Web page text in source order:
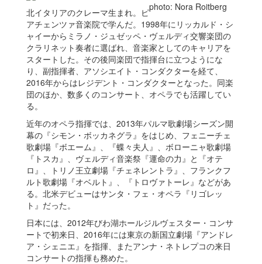
photo: Nora Roitberg
北イタリアのクレーマ生まれ。ピ
アチェンツァ音楽院で学んだ。1998年にリッカルド・シ
ャイーからミラノ・ジュゼッペ・ヴェルディ交響楽団の
クラリネット奏者に選ばれ、音楽家としてのキャリアを
スタートした。その後同楽団で指揮台に立つようにな
り、副指揮者、アソシエイト・コンダクターを経て、
2016年からはレジデント・コンダクターとなった。同楽
団のほか、数多くのコンサート、オペラでも活躍してい
る。
近年のオペラ指揮では、2013年パルマ歌劇場シーズン開
幕の『シモン・ボッカネグラ』をはじめ、フェニーチェ
歌劇場『ボエーム』、『蝶々夫人』、ボローニャ歌劇場
『トスカ』、ヴェルディ音楽祭『運命の力』と『オテ
ロ』、トリノ王立劇場『チェネレントラ』、フランクフ
ルト歌劇場『オベルト』、『トロヴァトーレ』などがあ
る。北米デビューはサンタ・フェ・オペラ『リゴレッ
ト』だった。
日本には、2012年びわ湖ホールジルヴェスター・コンサ
ートで初来日、2016年には東京の新国立劇場『アンドレ
ア・シェニエ』を指揮、またアンナ・ネトレプコの来日
コンサートの指揮も務めた。